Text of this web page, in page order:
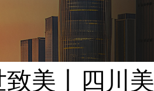
致美丨四川